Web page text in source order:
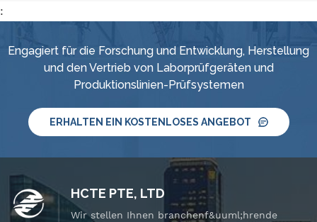
:
Engagiert für die Forschung und Entwicklung, Herstellung
und den Vertrieb von Laborprüfgeräten und
Produktionslinien-Prüfsystemen
ERHALTEN EIN KOSTENLOSES ANGEBOT
HCTE PTE, LTD
Wir stellen Ihnen branchenf&uuml;hrende